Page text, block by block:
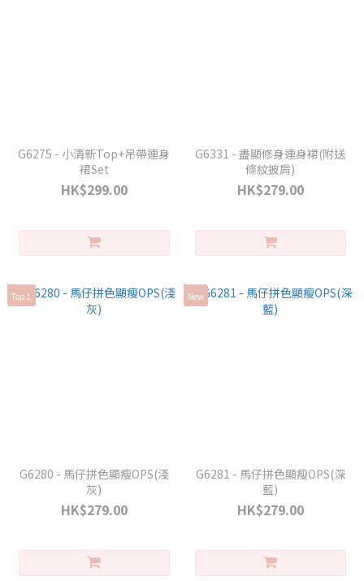
G6275 - 小清新Top+吊帶連身
裙Set
HK$299.00
G6331 - 盡顯修身連身裙(附送
條紋披肩)
HK$279.00
Top 1
G6280 - 馬仔拼色顯瘦OPS(淺
灰)
HK$279.00
New
G6281 - 馬仔拼色顯瘦OPS(深
藍)
HK$279.00